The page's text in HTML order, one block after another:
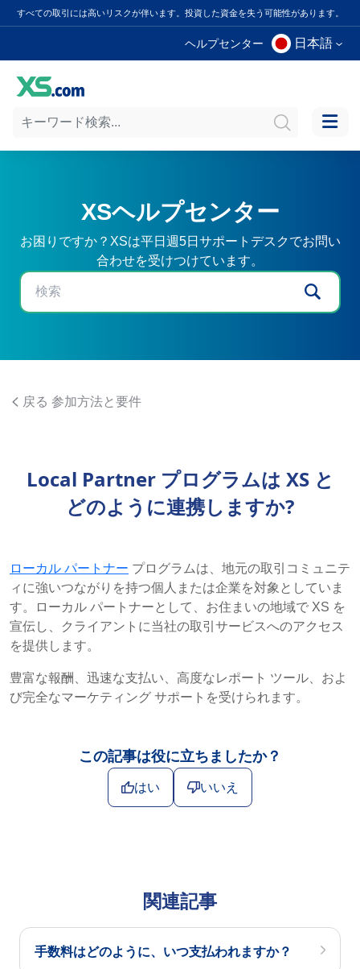
すべての取引には高いリスクが伴います。投資した資金を失う可能性があります。
ヘルプセンター 日本語
XSヘルプセンター
お困りですか？XSは平日週5日サポートデスクでお問い
合わせを受けつけています。
戻る 参加方法と要件
Local Partner プログラムは XS と
どのように連携しますか?
ローカル パートナー プログラムは、地元の取引コミュニテ
ィに強いつながりを持つ個人または企業を対象としていま
す。ローカル パートナーとして、お住まいの地域で XS を
宣伝し、クライアントに当社の取引サービスへのアクセス
を提供します。
豊富な報酬、迅速な支払い、高度なレポート ツール、およ
び完全なマーケティング サポートを受けられます。
この記事は役に立ちましたか？
はい いいえ
関連記事
手数料はどのように、いつ支払われますか？